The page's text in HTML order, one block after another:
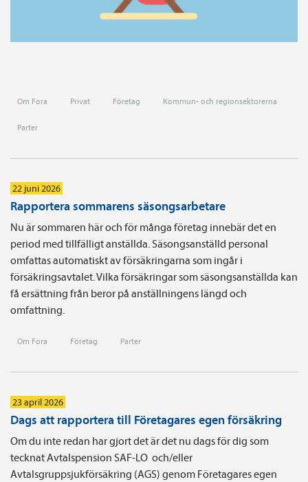
Om Fora Privat Företag Kommun- och regionsektorerna
Parter
22 juni 2026
Rapportera sommarens säsongsarbetare
Nu är sommaren här och för många företag innebär det en
period med tillfälligt anställda. Säsongsanställd personal
omfattas automatiskt av försäkringarna som ingår i
försäkringsavtalet. Vilka försäkringar som säsongsanställda kan
få ersättning från beror på anställningens längd och
omfattning.
Om Fora Företag Parter
23 april 2026
Dags att rapportera till Företagares egen försäkring
Om du inte redan har gjort det är det nu dags för dig som
tecknat Avtals­pension SAF-LO och/eller
Avtalsgruppsjukförsäkring (AGS) genom Företagares egen